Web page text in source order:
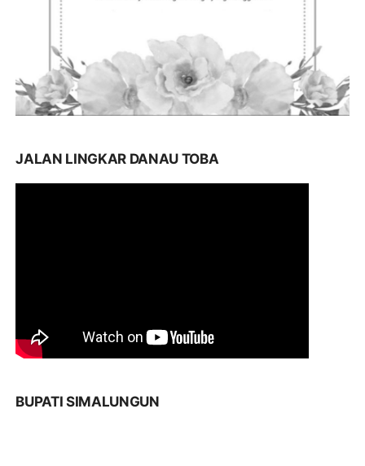
JALAN LINGKAR DANAU TOBA
BUPATI SIMALUNGUN